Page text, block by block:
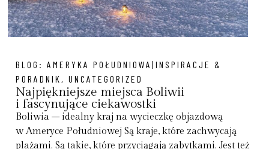
BLOG:AMERYKA POŁUDNIOWA|INSPIRACJE &
PORADNIK ,UNCATEGORIZED
Najpiękniejsze miejsca Boliwii
i fascynujące ciekawostki
Boliwia – idealny kraj na wycieczkę objazdową
w Ameryce Południowej Są kraje, które zachwycają
plażami. Są takie, które przyciągają zabytkami. Jest też